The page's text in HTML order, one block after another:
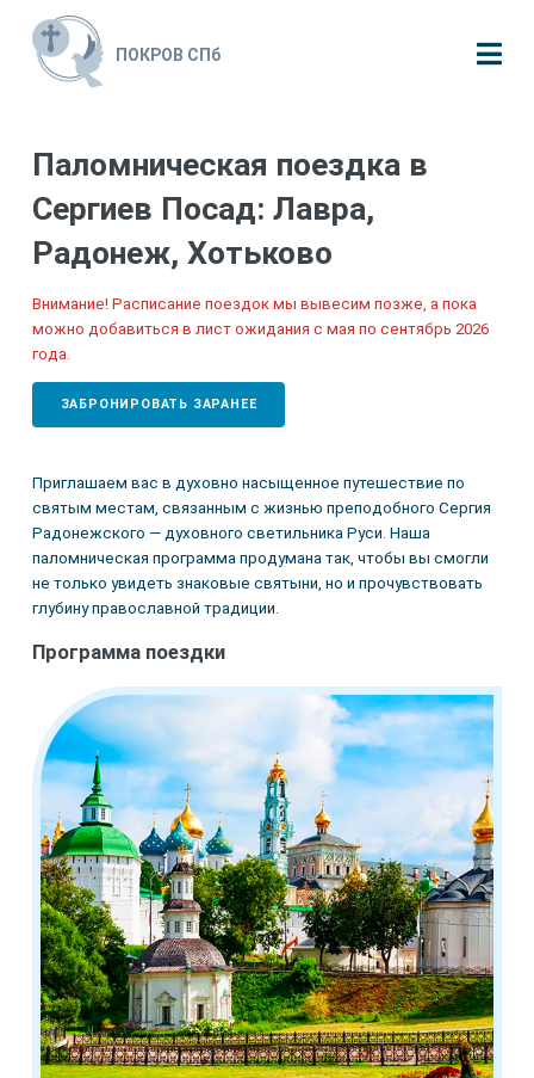
ПОКРОВ СПб
Паломническая поездка в
Сергиев Посад: Лавра,
Радонеж, Хотьково
Внимание! Расписание поездок мы вывесим позже, а пока
можно добавиться в лист ожидания с мая по сентябрь 2026
года.
ЗАБРОНИРОВАТЬ ЗАРАНЕЕ
Приглашаем вас в духовно насыщенное путешествие по
святым местам, связанным с жизнью преподобного Сергия
Радонежского — духовного светильника Руси. Наша
паломническая программа продумана так, чтобы вы смогли
не только увидеть знаковые святыни, но и прочувствовать
глубину православной традиции.
Программа поездки